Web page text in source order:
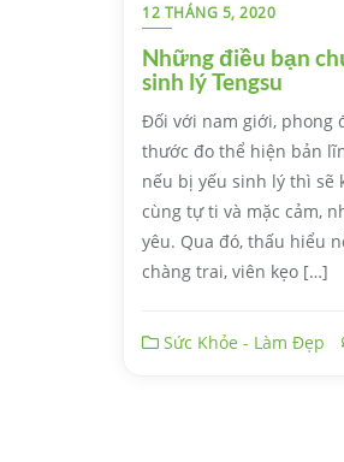
12 THÁNG 5, 2020
Những điều bạn
sinh lý Tengsu
Đối với nam giới, phong
thước đo thể hiện bản
nếu bị yếu sinh lý thì sẽ
cùng tự ti và mặc cảm,
yêu. Qua đó, thấu hiểu
chàng trai, viên kẹo […]
Sức Khỏe - Làm Đẹp